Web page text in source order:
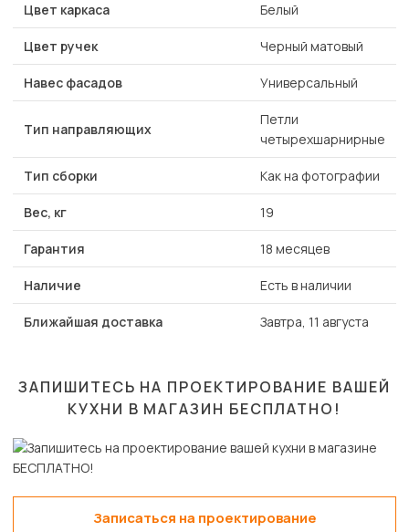
Цвет каркаса Белый
Цвет ручек Черный матовый
Навес фасадов Универсальный
Тип направляющих
Петли
четырехшарнирные
Тип сборки Как на фотографии
Вес, кг 19
Гарантия 18 месяцев
Наличие Есть в наличии
Ближайшая доставка Завтра, 11 августа
ЗАПИШИТЕСЬ НА ПРОЕКТИРОВАНИЕ ВАШЕЙ
КУХНИ В МАГАЗИН БЕСПЛАТНО!
Записаться на проектирование